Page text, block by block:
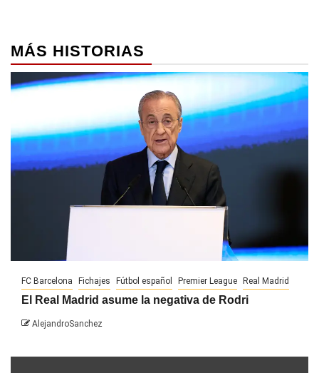
MÁS HISTORIAS
FC Barcelona Fichajes Fútbol español Premier League Real Madrid
El Real Madrid asume la negativa de Rodri
AlejandroSanchez